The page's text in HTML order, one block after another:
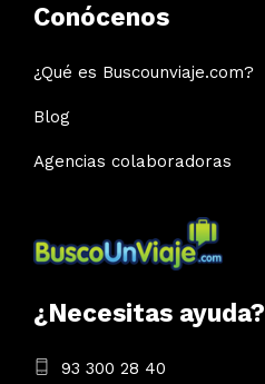
Conócenos
¿Qué es Buscounviaje.com?
Blog
Agencias colaboradoras
¿Necesitas ayuda?
93 300 28 40